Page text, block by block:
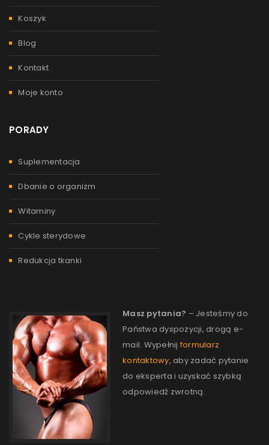
Koszyk
Blog
Kontakt
Moje konto
PORADY
Suplementacja
Dbanie o organizm
Witaminy
Cykle sterydowe
Redukcja tkanki
Masz pytania? – Jesteśmy do
Państwa dyspozycji, drogą e-
mail. Wypełnijformularz
kontaktowy, aby zadać pytanie
do eksperta i uzyskać szybką
odpowiedź zwrotną.